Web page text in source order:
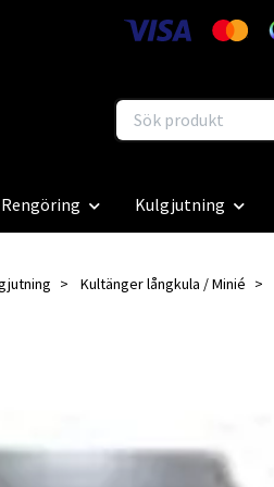
Rengöring Kulgjutning
Kultänger långkula / Minié